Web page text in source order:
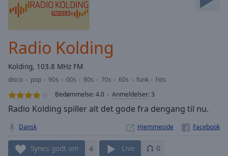
Skip
Forward
Mute
Current
Time0:00
Duration
Loaded
0.00%
Stream
Seek to
live,
currently
behind
Radio Kolding
Kolding, 103.8 MHz FM
disco pop 90s 00s 80s 70s 60s funk
hits
Bedømmelse:4.0 Anmeldelser:3
Radio Kolding spiller alt det gode fra dengang til nu.
Dansk Hjemmeside
Synes godt om 4 Live 0